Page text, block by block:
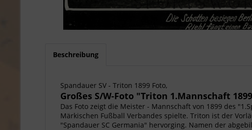
Beschreibung
Spandauer SV - Triton 1899 Foto,
Großes S/W-Foto "Triton 1.Mannschaft
Das Foto zeigt die Meister - Mannschaft von 1899 des
Märkischen Fußball Verbandes spielte. Triton ist der
"Spandauer SC Germania" hervorging. Namen der